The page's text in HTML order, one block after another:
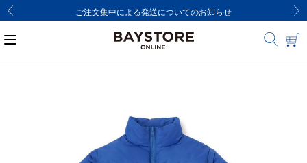
ご注文集中による発送についてのお知らせ